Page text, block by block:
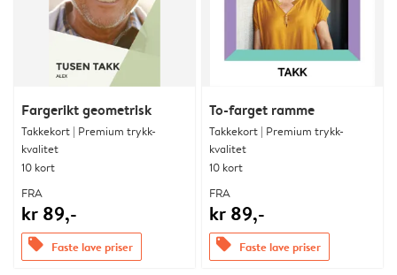
Fargerikt geometrisk
Takkekort | Premium trykk-
kvalitet
10 kort
FRA
kr 89,-
offers Faste lave priser
To-farget ramme
Takkekort | Premium trykk-
kvalitet
10 kort
FRA
kr 89,-
offers Faste lave priser